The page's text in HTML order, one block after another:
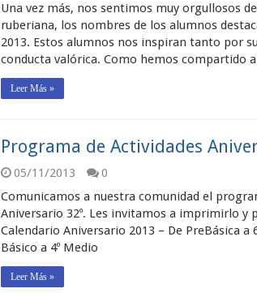
Una vez más, nos sentimos muy orgullosos
ruberiana, los nombres de los alumnos
2013. Estos alumnos nos inspiran tanto por
conducta valórica. Como hemos compartido
Leer Más »
Programa de Actividades
05/11/2013
0
Comunicamos a nuestra comunidad el
Aniversario 32º. Les invitamos a imprimirlo
Calendario Aniversario 2013 – De PreBásica a
Básico a 4º Medio
Leer Más »